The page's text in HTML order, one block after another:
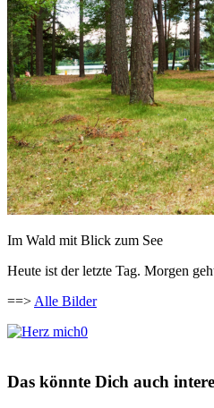
Im Wald mit Blick zum See
Heute ist der letzte Tag. Morgen
==> Alle Bilder
0
Das könnte Dich auch